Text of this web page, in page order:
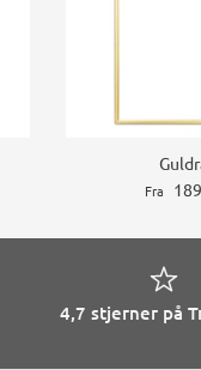
Fra
4,7 stjerner på